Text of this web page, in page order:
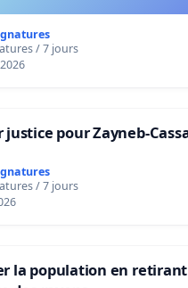
/ 7 jours
justice pour Zayneb-
/ 7 jours
la population en